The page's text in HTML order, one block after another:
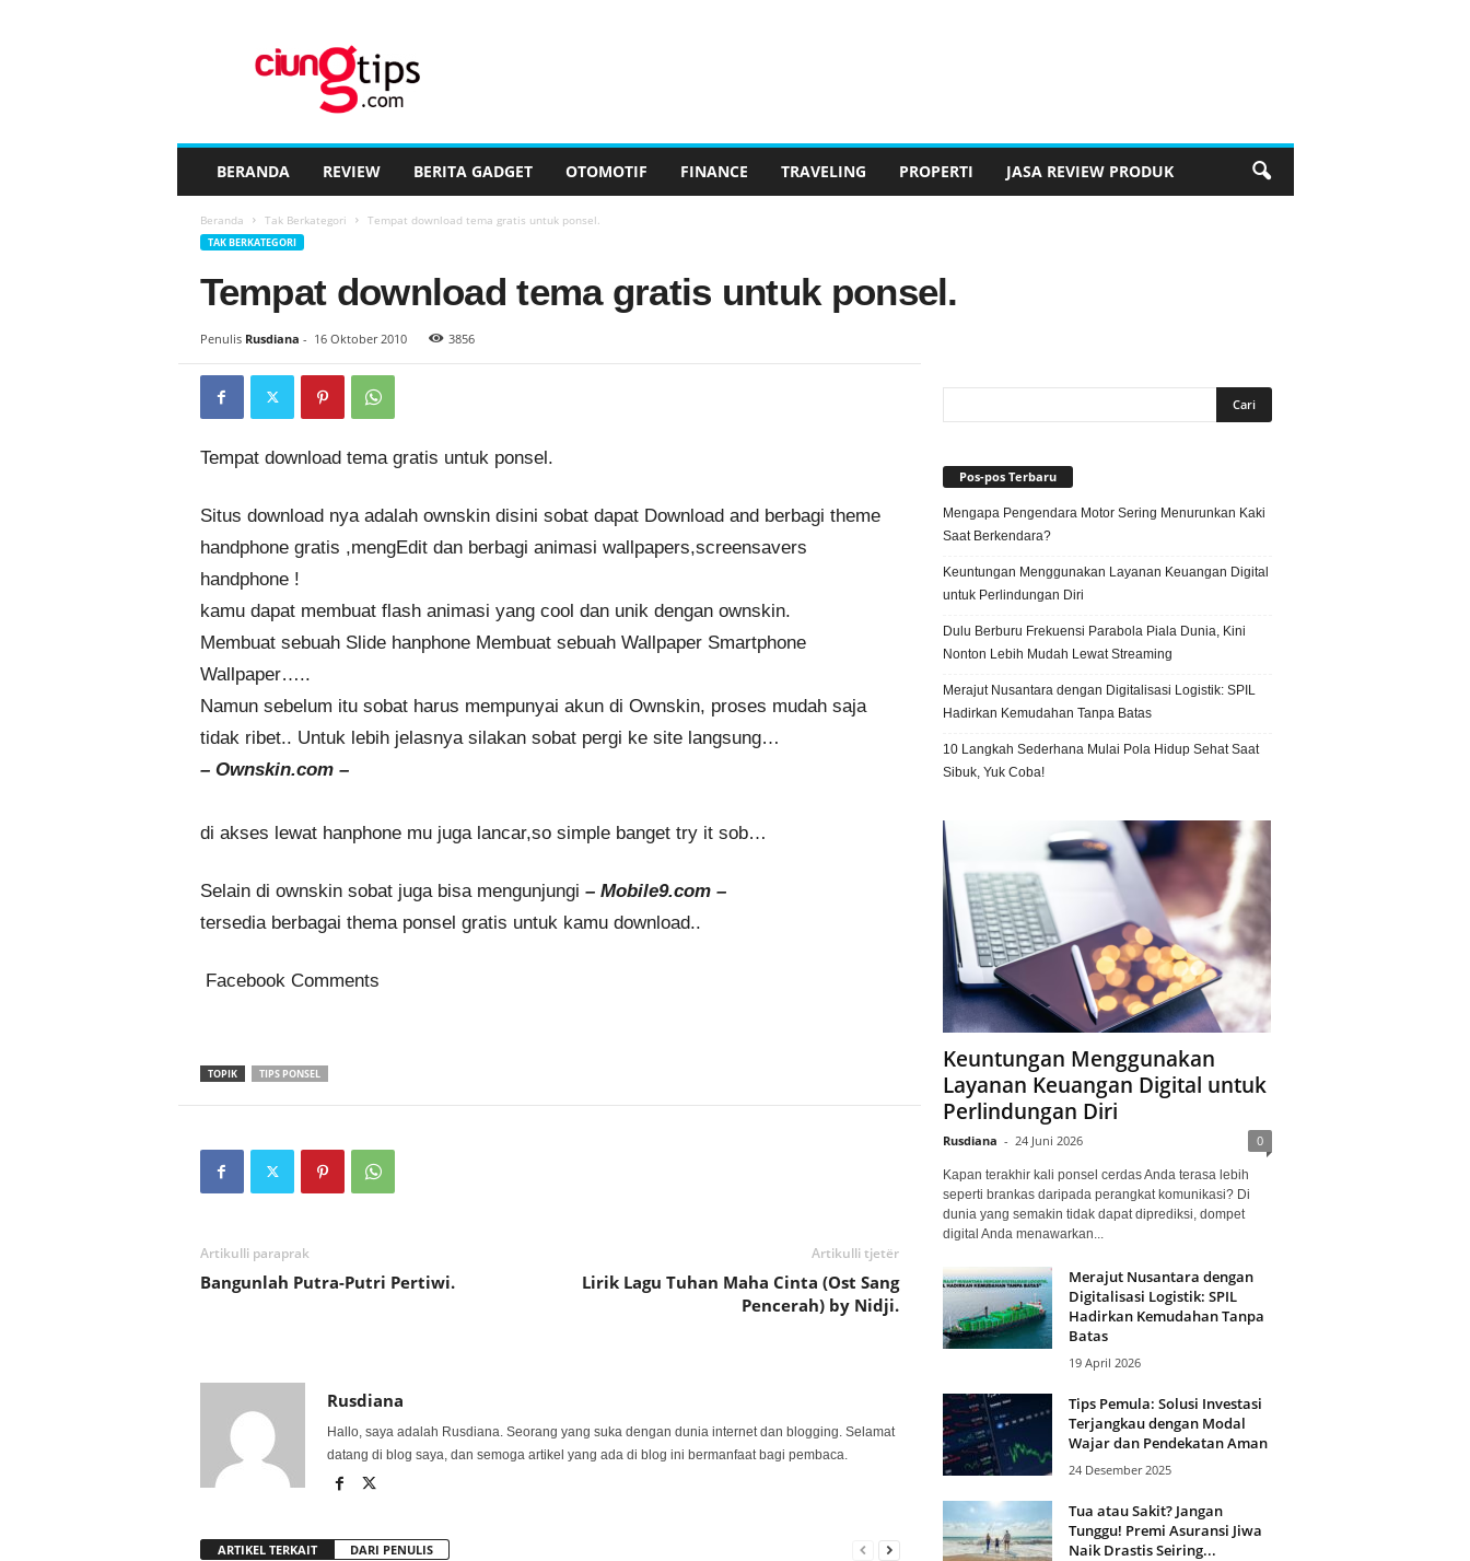
BERANDA REVIEW BERITA GADGET OTOMOTIF FINANCE TRAVELING PROPERTI JASA REVIEW PRODUK
Beranda Tak Berkategori Tempat download tema gratis untuk ponsel.
TAK BERKATEGORI
Tempat download tema gratis untuk ponsel.
Penulis Rusdiana - 16 Oktober 2010 3856
Tempat download tema gratis untuk ponsel.
Situs download nya adalah ownskin disini sobat dapat Download and berbagi theme
handphone gratis ,mengEdit dan berbagi animasi wallpapers,screensavers
handphone !
kamu dapat membuat flash animasi yang cool dan unik dengan ownskin.
Membuat sebuah Slide hanphone Membuat sebuah Wallpaper Smartphone
Wallpaper…..
Namun sebelum itu sobat harus mempunyai akun di Ownskin, proses mudah saja
tidak ribet.. Untuk lebih jelasnya silakan sobat pergi ke site langsung…
– Ownskin.com –
di akses lewat hanphone mu juga lancar,so simple banget try it sob…
Selain di ownskin sobat juga bisa mengunjungi – Mobile9.com –
tersedia berbagai thema ponsel gratis untuk kamu download..
Facebook Comments
TOPIK TIPS PONSEL
Artikulli paraprak
Bangunlah Putra-Putri Pertiwi.
Artikulli tjetër
Lirik Lagu Tuhan Maha Cinta (Ost Sang
Pencerah) by Nidji.
Rusdiana
Hallo, saya adalah Rusdiana. Seorang yang suka dengan dunia internet dan blogging. Selamat
datang di blog saya, dan semoga artikel yang ada di blog ini bermanfaat bagi pembaca.
ARTIKEL TERKAIT DARI PENULIS
Pos-pos Terbaru
Mengapa Pengendara Motor Sering Menurunkan Kaki
Saat Berkendara?
Keuntungan Menggunakan Layanan Keuangan Digital
untuk Perlindungan Diri
Dulu Berburu Frekuensi Parabola Piala Dunia, Kini
Nonton Lebih Mudah Lewat Streaming
Merajut Nusantara dengan Digitalisasi Logistik: SPIL
Hadirkan Kemudahan Tanpa Batas
10 Langkah Sederhana Mulai Pola Hidup Sehat Saat
Sibuk, Yuk Coba!
Keuntungan Menggunakan
Layanan Keuangan Digital untuk
Perlindungan Diri
Rusdiana - 24 Juni 2026 0
Kapan terakhir kali ponsel cerdas Anda terasa lebih
seperti brankas daripada perangkat komunikasi? Di
dunia yang semakin tidak dapat diprediksi, dompet
digital Anda menawarkan...
Merajut Nusantara dengan
Digitalisasi Logistik: SPIL
Hadirkan Kemudahan Tanpa
Batas
19 April 2026
Tips Pemula: Solusi Investasi
Terjangkau dengan Modal
Wajar dan Pendekatan Aman
24 Desember 2025
Tua atau Sakit? Jangan
Tunggu! Premi Asuransi Jiwa
Naik Drastis Seiring...